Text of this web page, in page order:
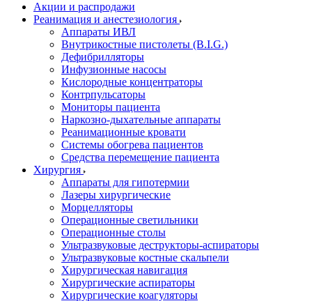
Акции и распродажи
Реанимация и анестезиология
Аппараты ИВЛ
Внутрикостные пистолеты (B.I.G.)
Дефибрилляторы
Инфузионные насосы
Кислородные концентраторы
Контрпульсаторы
Мониторы пациента
Наркозно-дыхательные аппараты
Реанимационные кровати
Системы обогрева пациентов
Средства перемещение пациента
Хирургия
Аппараты для гипотермии
Лазеры хирургические
Морцелляторы
Операционные светильники
Операционные столы
Ультразвуковые деструкторы-аспираторы
Ультразвуковые костные скальпели
Хирургическая навигация
Хирургические аспираторы
Хирургические коагуляторы